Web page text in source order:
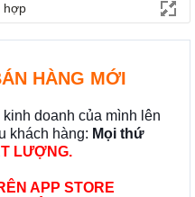
hợp
HÀNG MỚI
doanh của mình lên
khách hàng: Mọi thứ
LƯỢNG.
APP STORE